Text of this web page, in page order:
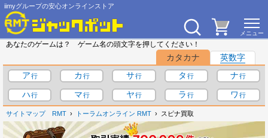
iimyグループの安心オンラインストア
あなたのゲームは？ ゲーム名の頭文字を押してください！
カタカナ
英数字
ア
カ サ タ
ナ
ハ
マ ヤ ラ ワ
サイトマップ RMT トーラムオンライン RMT スピナ買取